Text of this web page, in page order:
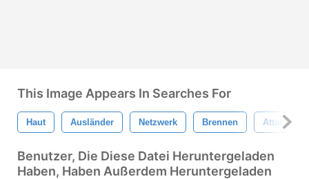
This Image Appears In Searches For
Haut Ausländer Netzwerk Brennen Attacke
Benutzer, Die Diese Datei Heruntergeladen
Haben, Haben Außerdem Heruntergeladen